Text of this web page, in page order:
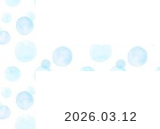
2026.03.12